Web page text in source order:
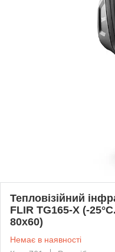
Тепловізійний
FLIR TG165-X (-
80x60)
Немає в наявності